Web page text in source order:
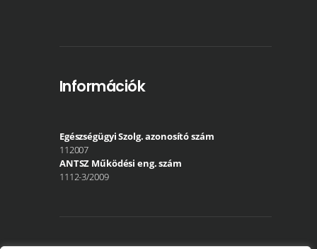
Információk
Egészségügyi Szolg. azonosító szám
112007
ANTSZ Működési eng. szám
1112-3/2009